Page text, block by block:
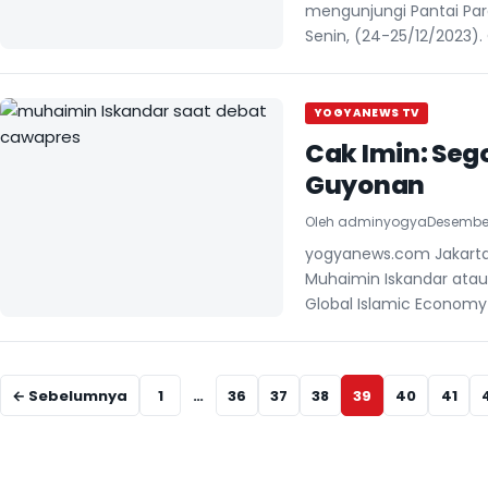
mengunjungi Pantai
Senin, (24-25/12/
YOGYANEWS TV
Cak Imin:
Guyonan
Oleh adminyogya
yogyanews.com
Muhaimin Iskandar
Global Islamic
Navigasi halaman
← Sebelumnya 1 … 36 37 38 39 40 41